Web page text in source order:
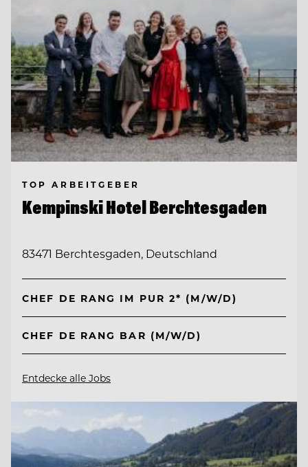
TOP ARBEITGEBER
Kempinski Hotel Berchtesgaden
83471 Berchtesgaden, Deutschland
CHEF DE RANG IM PUR 2* (M/W/D)
CHEF DE RANG BAR (M/W/D)
Entdecke alle Jobs